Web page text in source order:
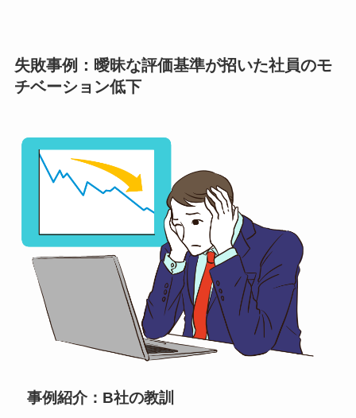
失敗事例：曖昧な評価基準が招いた社員のモ
チベーション低下
事例紹介：B社の教訓